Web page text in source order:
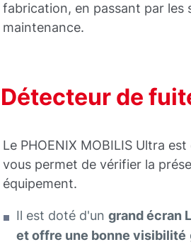
fabrication, en passant par les
maintenance.
Détecteur de
Le PHOENIX MOBILIS Ultra
vous permet de vérifier la
équipement.
Il est doté d'ungrand écran
et offre une bonne visibilité